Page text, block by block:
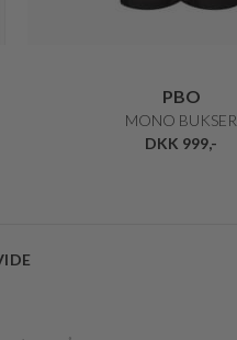
PBO
MONO BUKSER
DKK 999,-